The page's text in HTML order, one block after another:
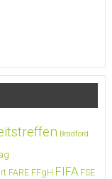
Bradford
FARE FFgH FIFA FSE